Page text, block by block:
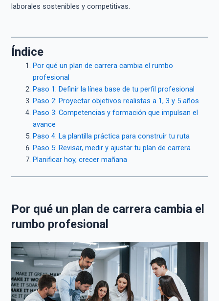
laborales sostenibles y competitivas.
Índice
Por qué un plan de carrera cambia el rumbo
profesional
Paso 1: Definir la línea base de tu perfil profesional
Paso 2: Proyectar objetivos realistas a 1, 3 y 5 años
Paso 3: Competencias y formación que impulsan el
avance
Paso 4: La plantilla práctica para construir tu ruta
Paso 5: Revisar, medir y ajustar tu plan de carrera
Planificar hoy, crecer mañana
Por qué un plan de carrera cambia el
rumbo profesional